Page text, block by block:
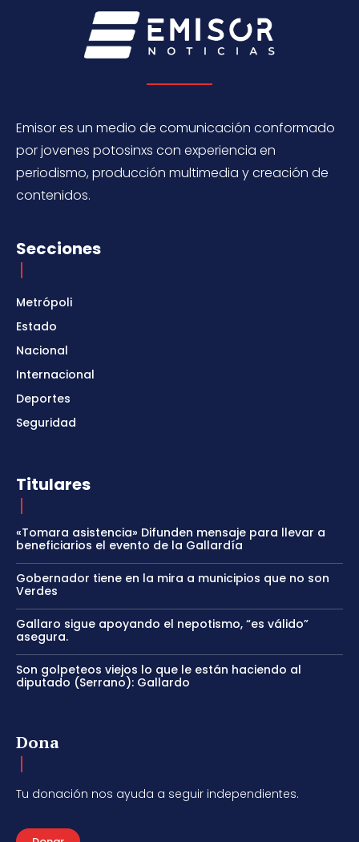
Emisor es un medio de comunicación conformado
por jovenes potosinxs con experiencia en
periodismo, producción multimedia y creación de
contenidos.
Secciones
Metrópoli
Estado
Nacional
Internacional
Deportes
Seguridad
Titulares
«Tomara asistencia» Difunden mensaje para llevar a
beneficiarios el evento de la Gallardía
Gobernador tiene en la mira a municipios que no son
Verdes
Gallaro sigue apoyando el nepotismo, “es válido”
asegura.
Son golpeteos viejos lo que le están haciendo al
diputado (Serrano): Gallardo
Dona
Tu donación nos ayuda a seguir independientes.